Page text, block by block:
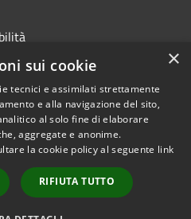
Copyright © 2026 • Comune di
Municipium•
Accesso
redazione
×
sui cookie
tecnici e assimilati strettamente
e alla navigazione del sito,
al solo fine di elaborare
aggregate e anonime.
la cookie policy al seguente link
RIFIUTA TUTTO